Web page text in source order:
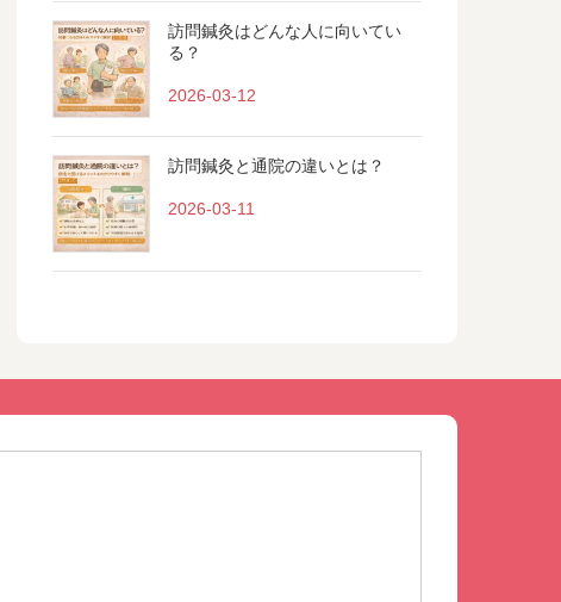
訪問鍼灸はどんな人に向いてい
る？
2026-03-12
訪問鍼灸と通院の違いとは？
2026-03-11